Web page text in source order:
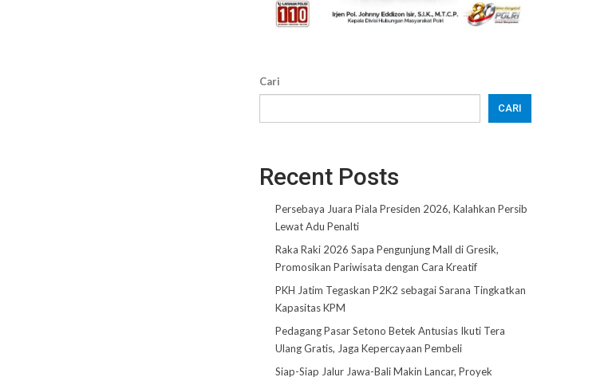
Cari
CARI
Recent Posts
Persebaya Juara Piala Presiden 2026, Kalahkan Persib
Lewat Adu Penalti
Raka Raki 2026 Sapa Pengunjung Mall di Gresik,
Promosikan Pariwisata dengan Cara Kreatif
PKH Jatim Tegaskan P2K2 sebagai Sarana Tingkatkan
Kapasitas KPM
Pedagang Pasar Setono Betek Antusias Ikuti Tera
Ulang Gratis, Jaga Kepercayaan Pembeli
Siap-Siap Jalur Jawa-Bali Makin Lancar, Proyek